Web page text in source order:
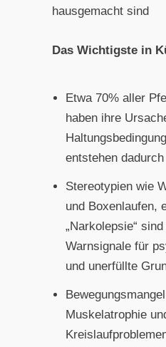
hausgemacht sind
Das Wichtigste in
Etwa 70% aller
haben ihre
entstehen dadurch
Stereotypien wie
und Boxenlaufen,
„Narkolepsie“
Warnsignale für
und unerfüllte
Muskelatrophie